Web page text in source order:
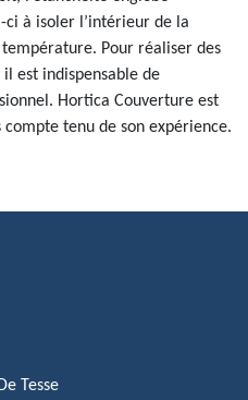
à isoler l’intérieur de la
Pour réaliser des
est indispensable de
Hortica Couverture est
tenu de son expérience.
Tesse